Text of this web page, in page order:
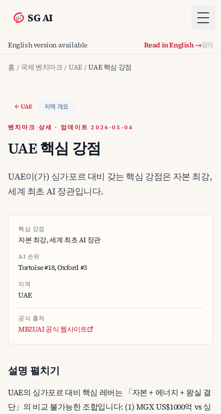
SG AI
English version available Read in English →닫기
홈 / 국제 벤치마크 / UAE / UAE 핵심 강점
UAE 지역 개요
벤치마크 상세 · 업데이트 2026-05-04
UAE 핵심 강점
UAE이(가) 싱가포르 대비 갖는 핵심 강점은 자본 최강,
세계 최초 AI 장관입니다.
핵심 강점
자본 최강, 세계 최초 AI 장관
AI 순위
Tortoise #18, Oxford #3
지역
UAE
공식 출처
MBZUAI 공식 웹사이트
설명 펼치기
UAE의 싱가포르 대비 핵심 레버는 「자본 + 에너지 + 왕실 결
단」의 비교 불가능한 조합입니다: (1) MGX US$1000억 vs 싱